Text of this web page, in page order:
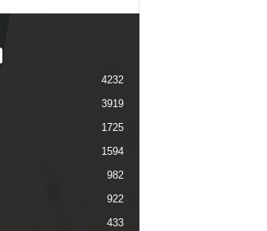
4232
3919
1725
1594
982
922
433